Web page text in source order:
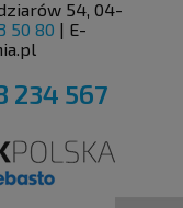
54, 04-
50 80 | E-
234 567